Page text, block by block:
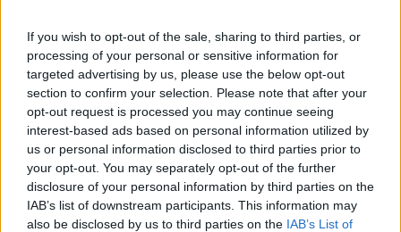
If you wish to opt-out of the sale, sharing to third parties, or
processing of your personal or sensitive information for
targeted advertising by us, please use the below opt-out
section to confirm your selection. Please note that after your
opt-out request is processed you may continue seeing
interest-based ads based on personal information utilized by
us or personal information disclosed to third parties prior to
your opt-out. You may separately opt-out of the further
disclosure of your personal information by third parties on the
IAB’s list of downstream participants. This information may
also be disclosed by us to third parties on the IAB’s List of
λουλούδια. Σύμφωνα, μάλιστα με την εταιρεία,
σεβόμενη τη μνήμη των αποθανόντων δε θα πουλάει
εικονικά αγαθά ενώ από την ιστοσελίδα θα
απουσιάζουν και οι διαφημίσεις.